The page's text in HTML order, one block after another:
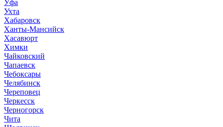
Уфа
Ухта
Хабаровск
Ханты-Мансийск
Хасавюрт
Химки
Чайковский
Чапаевск
Чебоксары
Челябинск
Череповец
Черкесск
Черногорск
Чита